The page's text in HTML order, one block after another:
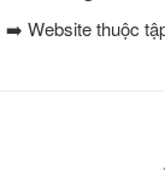
➡️ Website thuộc